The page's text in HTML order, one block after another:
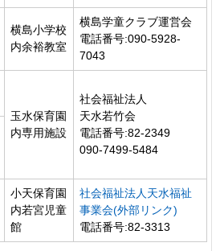
横島小学校
内余裕教室
横島学童クラブ運営会
電話番号:090-5928-
7043
玉水保育園
内専用施設
社会福祉法人
天水若竹会
電話番号:82-2349
090-7499-5484
小天保育園
内若宮児童
館
社会福祉法人天水福祉
事業会(外部リンク)
電話番号:82-3313